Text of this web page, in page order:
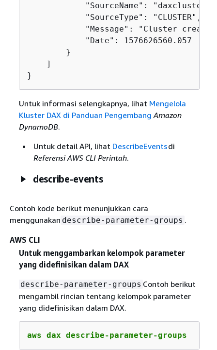
            "SourceName": "daxcluster",
            "SourceType": "CLUSTER",
"Message": "Cluster
            "Date": 1576626560.057
        }
    ]
}
Untuk informasi selengkapnya, lihat Mengelola
Kluster DAX di Panduan Pengembang Amazon
DynamoDB.
Untuk detail API, lihat DescribeEventsdi
Referensi AWS CLI Perintah.
describe-events
Contoh kode berikut menunjukkan cara
menggunakan describe-parameter-groups .
AWS CLI
Untuk menggambarkan kelompok parameter
yang didefinisikan dalam DAX
describe-parameter-groups Contoh berikut
mengambil rincian tentang kelompok parameter
yang didefinisikan dalam DAX.
aws dax describe-parameter-groups